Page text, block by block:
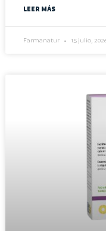
LEER MÁS
Farmanatur 15 julio,